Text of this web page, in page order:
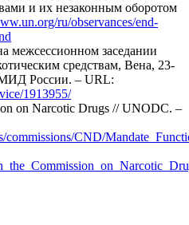
и их незаконным оборотом
ru/observances/end-
межсессионном заседании
средствам, Вена, 23-
МИД России. – URL:
1913955/
on Narcotic Drugs // UNODC. –
commissions/CND/